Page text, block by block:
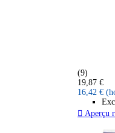
(9)
19,87 €
16,42 €
 Aperçu